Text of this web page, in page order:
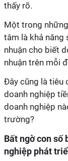
thấy rõ.
Một trong
tâm là khả năng
nhuận cho biết
nhuận trên mỗi
Đây cũng là tiêu
doanh nghiệp
doanh nghiệp
trường?
Bất ngờ con số
nghiệp phát